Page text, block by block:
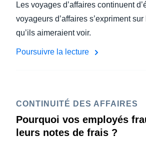
Les voyages d’affaires continuent
voyageurs d’affaires s’expriment
qu’ils aimeraient voir.
Poursuivre la lecture
CONTINUITÉ DES AFFAIRES
Pourquoi vos employés
leurs notes de frais ?